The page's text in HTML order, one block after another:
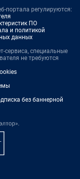
портала регулируются:
ПО
и политикой
данных
сервиса, специальные
не требуются
без баннерной